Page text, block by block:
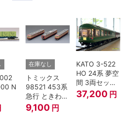
N
在庫なし
トミックス
98521 453系
急行 ときわ
増結3両セッ
ト Nゲージ
9,100 円
KATO 3-522
HO 24系 夢空
間 3両セット
HOゲージ
37,200 円